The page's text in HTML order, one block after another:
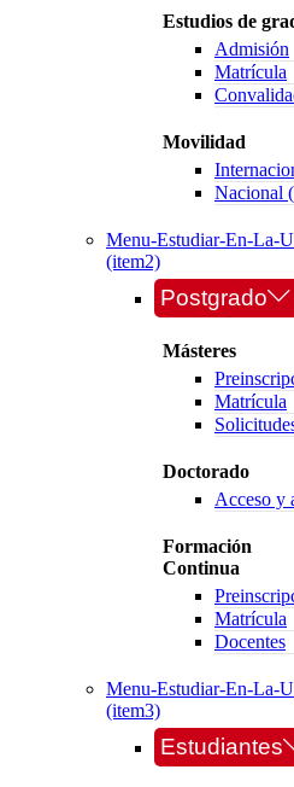
Estudios de
Admisión
Matrícula
Movilidad
Nacional
Menu-Estudiar-En-La-
(item2)
Postgrado
Másteres
Matrícula
Doctorado
Acceso y
Formación
Continua
Matrícula
Docentes
Menu-Estudiar-En-La-
(item3)
Estudiantes